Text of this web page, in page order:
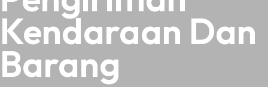
Kendaraan Dan
Barang